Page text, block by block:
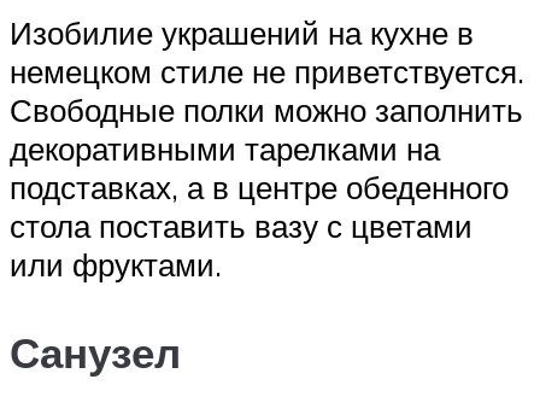
Изобилие украшений на кухне в
немецком стиле не приветствуется.
Свободные полки можно заполнить
декоративными тарелками на
подставках, а в центре обеденного
стола поставить вазу с цветами
или фруктами.
Санузел